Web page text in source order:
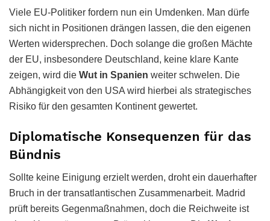
Viele EU-Politiker fordern nun ein Umdenken. Man dürfe
sich nicht in Positionen drängen lassen, die den eigenen
Werten widersprechen. Doch solange die großen Mächte
der EU, insbesondere Deutschland, keine klare Kante
zeigen, wird die Wut in Spanien weiter schwelen. Die
Abhängigkeit von den USA wird hierbei als strategisches
Risiko für den gesamten Kontinent gewertet.
Diplomatische Konsequenzen für das
Bündnis
Sollte keine Einigung erzielt werden, droht ein dauerhafter
Bruch in der transatlantischen Zusammenarbeit. Madrid
prüft bereits Gegenmaßnahmen, doch die Reichweite ist